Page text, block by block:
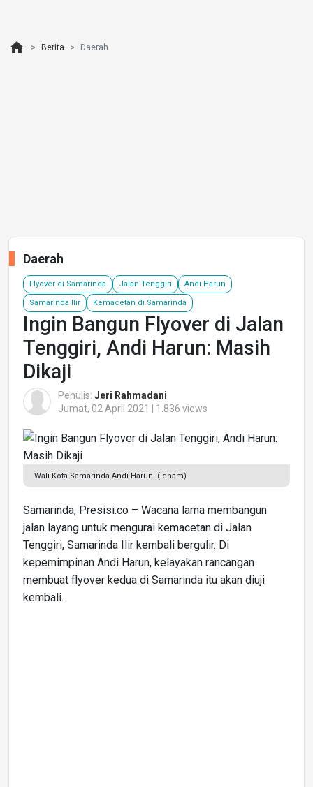
home Berita Daerah
Daerah
Flyover di Samarinda Jalan Tenggiri Andi Harun
Samarinda Ilir Kemacetan di Samarinda
Ingin Bangun Flyover di Jalan
Tenggiri, Andi Harun: Masih
Dikaji
Penulis: Jeri Rahmadani
Jumat, 02 April 2021 | 1.836 views
Wali Kota Samarinda Andi Harun. (Idham)
Samarinda, Presisi.co – Wacana lama membangun
jalan layang untuk mengurai kemacetan di Jalan
Tenggiri, Samarinda Ilir kembali bergulir. Di
kepemimpinan Andi Harun, kelayakan rancangan
membuat flyover kedua di Samarinda itu akan diuji
kembali.